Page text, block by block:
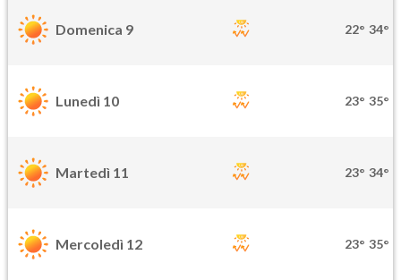
Domenica 9 22° 34°
Lunedì 10 23° 35°
Martedì 11 23° 34°
Mercoledì 12 23° 35°